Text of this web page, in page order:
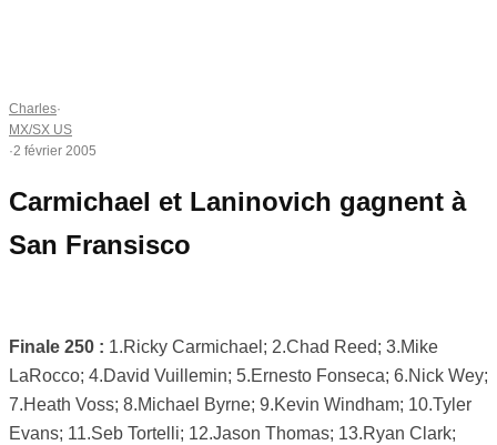
Charles·
MX/SX US
·2 février 2005
Carmichael et Laninovich gagnent à
San Fransisco
Finale 250 : 1.Ricky Carmichael; 2.Chad Reed; 3.Mike
LaRocco; 4.David Vuillemin; 5.Ernesto Fonseca; 6.Nick Wey;
7.Heath Voss; 8.Michael Byrne; 9.Kevin Windham; 10.Tyler
Evans; 11.Seb Tortelli; 12.Jason Thomas; 13.Ryan Clark;